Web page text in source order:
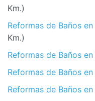
Km.)
Km.)